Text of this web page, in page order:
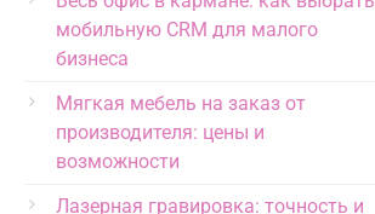
мобильную CRM для малого
бизнеса
Мягкая мебель на заказ от
производителя: цены и
возможности
Лазерная гравировка: точность и